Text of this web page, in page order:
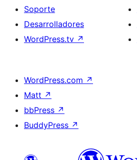
Soporte
Desarrolladores
WordPress.tv ↗
WordPress.com ↗
Matt ↗
bbPress ↗
BuddyPress ↗